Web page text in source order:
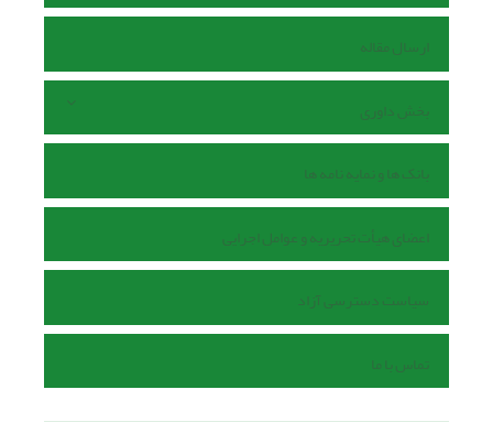
ارسال مقاله
بخش داوری
بانک ها و نمایه نامه ها
اعضای هیأت تحریریه و عوامل اجرایی
سیاست دسترسی آزاد
تماس با ما